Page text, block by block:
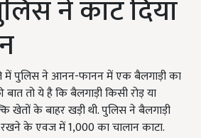
ने काट दिया
में पुलिस ने आनन-फानन में एक बैलगाड़ी का
बात तो ये है कि बैलगाड़ी किसी रोड़ या
खेतों के बाहर खड़ी थी. पुलिस ने बैलगाड़ी
रखने के एवज में 1,000 का चालान काटा.